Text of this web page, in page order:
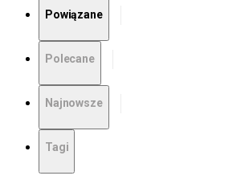
Powiązane
Polecane
Najnowsze
Tagi